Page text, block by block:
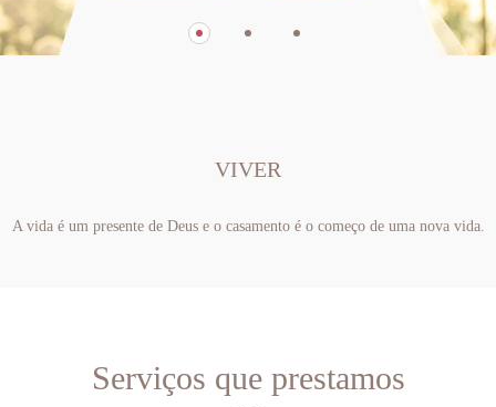
VIVER
A vida é um presente de Deus e o casamento é o começo de uma nova vida.
Serviços que prestamos